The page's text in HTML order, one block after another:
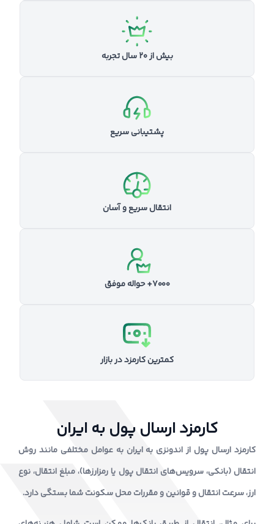
بیش از ۲۰ سال تجربه
پشتیبانی سریع
انتقال سریع و آسان
۷۰۰۰+ حواله موفق
کمترین کارمزد در بازار
کارمزد ارسال پول به ایران
کارمزد ارسال پول از اندونزی به ایران به عوامل مختلفی مانند روش
انتقال (بانکی، سرویس‌های انتقال پول یا رمزارزها)، مبلغ انتقال، نوع
ارز، سرعت انتقال و قوانین و مقررات محل سکونت شما بستگی دارد.